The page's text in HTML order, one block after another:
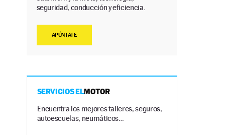
seguridad, conducción y eficiencia.
APÚNTATE
SERVICIOS ELMOTOR
Encuentra los mejores talleres, seguros,
autoescuelas, neumáticos…